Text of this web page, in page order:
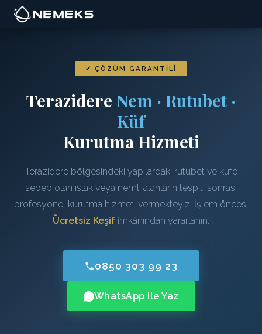
✔ ÇÖZÜM GARANTILI
Terazidere Nem · Rutubet ·
Küf
Kurutma Hizmeti
Terazidere bölgesindeki yapılardaki rutubet ve küfe
sebep olan ıslak veya nemli alanların tespiti sonrası
profesyonel kurutma hizmeti vermekteyiz. İşlem öncesi
Ücretsiz Keşif imkânından yararlanın.
0850 303 99 23
WhatsApp ile Yaz